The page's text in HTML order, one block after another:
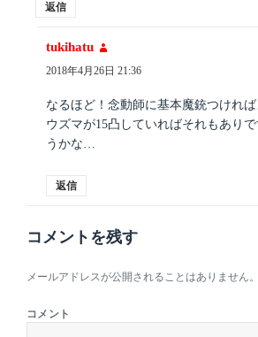
返信
tukihatu
り:
2018年4月26日 21:36
なるほど！念動師に基本魔銃つけれ
ウズマが15凸していればそれもあり
うかな…
返信
コメントを残す
メールアドレスが公開されることはありません。
コメント